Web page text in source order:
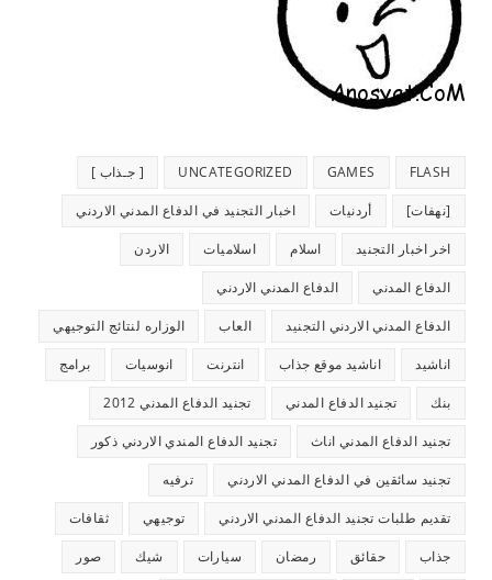
FLASH
GAMES
UNCATEGORIZED [ جـذاب ]
[نهفات] أردنيات اخبار التجنيد في الدفاع المدني الاردني
اخر اخبار التجنيد اسلام اسلاميات الاردن
الدفاع المدني الدفاع المدني الاردني
الدفاع المدني الاردني التجنيد العاب الوزاره لنتائج التوجيهي
اناشيد اناشيد موقع جذاب انترنت انوسيات برامج
بنك تجنيد الدفاع المدني تجنيد الدفاع المدني 2012
تجنيد الدفاع المدني اناث تجنيد الدفاع المندي الاردني ذكور
تجنيد سائقين في الدفاع المدني الاردني ترفيه
تقديم طلبات تجنيد الدفاع المدني الاردني توجيهي ثقافات
جذاب حقائق رمضان سيارات شيك صور